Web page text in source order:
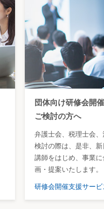
団体向け研修会開
ご検討の方へ
弁護士会、税理士会
検討の際は、是非、新
講師をはじめ、事業
画・提案いたします。
研修会開催支援サービ